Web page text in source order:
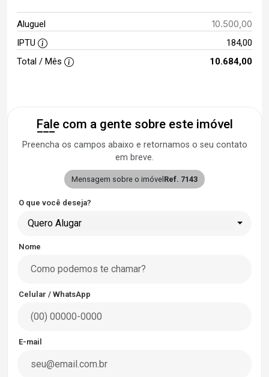
Aluguel 10.500,00
IPTU
184,00
Total / Mês
10.684,00
Fale com a gente sobre este imóvel
Preencha os campos abaixo e retornamos o seu contato
em breve.
Mensagem sobre o imóvel Ref. 7143
O que você deseja?
Quero Alugar
Nome
Celular / WhatsApp
E-mail